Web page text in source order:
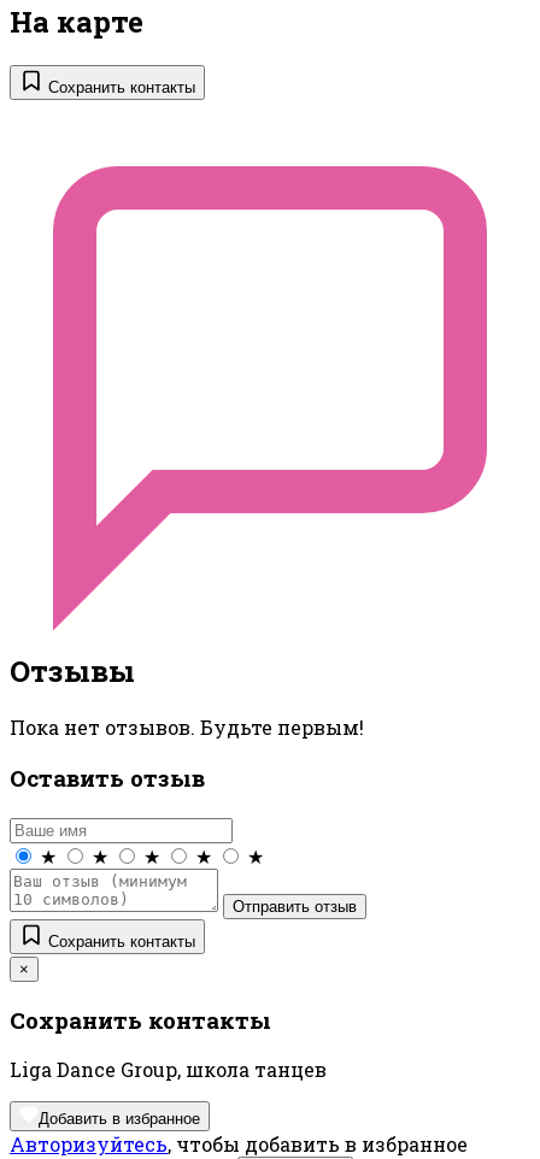
На карте
Сохранить контакты
Отзывы
Пока нет отзывов. Будьте первым!
Оставить отзыв
★ ★ ★ ★ ★
Отправить отзыв
Сохранить контакты
×
Сохранить контакты
Liga Dance Group, школа танцев
Добавить в избранное
Авторизуйтесь, чтобы добавить в избранное